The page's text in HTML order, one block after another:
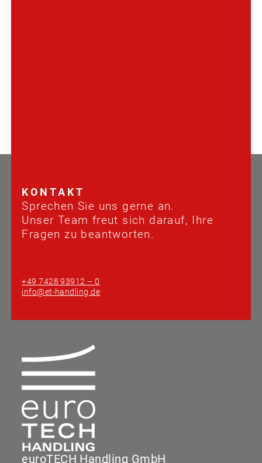
KONTAKT
Sprechen Sie uns gerne an.
Unser Team freut sich darauf, Ihre
Fragen zu beantworten.
+49 7428 93912 – 0
info@et-handling.de
euroTECH Handling GmbH